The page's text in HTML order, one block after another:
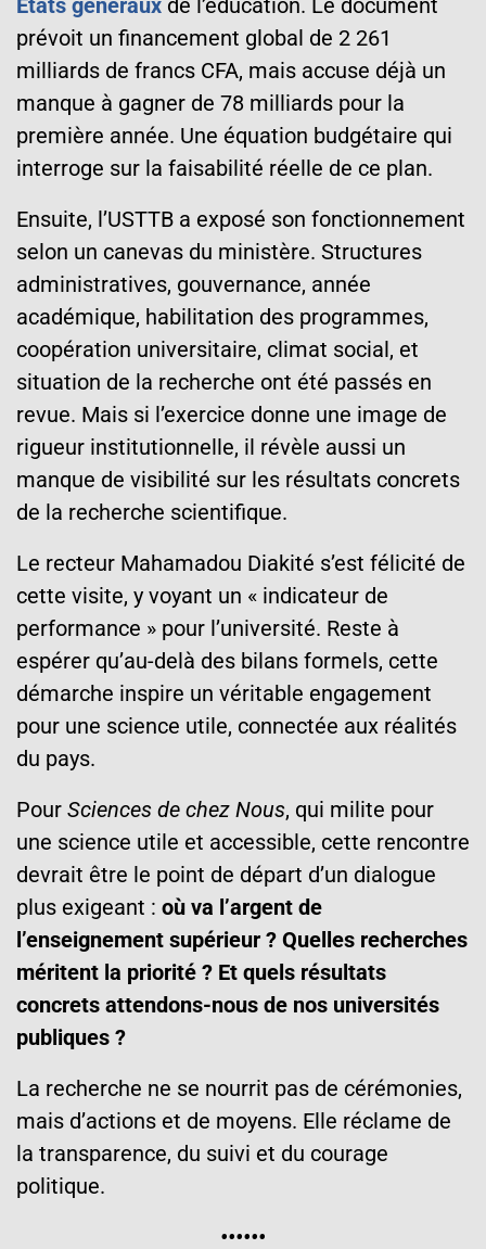
prévoit un financement global de 2 261
milliards de francs CFA, mais accuse déjà un
manque à gagner de 78 milliards pour la
première année. Une équation budgétaire qui
interroge sur la faisabilité réelle de ce plan.
Ensuite, l’USTTB a exposé son fonctionnement
selon un canevas du ministère. Structures
administratives, gouvernance, année
académique, habilitation des programmes,
coopération universitaire, climat social, et
situation de la recherche ont été passés en
revue. Mais si l’exercice donne une image de
rigueur institutionnelle, il révèle aussi un
manque de visibilité sur les résultats concrets
de la recherche scientifique.
Le recteur Mahamadou Diakité s’est félicité de
cette visite, y voyant un « indicateur de
performance » pour l’université. Reste à
espérer qu’au-delà des bilans formels, cette
démarche inspire un véritable engagement
pour une science utile, connectée aux réalités
du pays.
Pour Sciences de chez Nous, qui milite pour
une science utile et accessible, cette rencontre
devrait être le point de départ d’un dialogue
plus exigeant : où va l’argent de
l’enseignement supérieur ? Quelles recherches
méritent la priorité ? Et quels résultats
concrets attendons-nous de nos universités
publiques ?
La recherche ne se nourrit pas de cérémonies,
mais d’actions et de moyens. Elle réclame de
la transparence, du suivi et du courage
politique.
••••••